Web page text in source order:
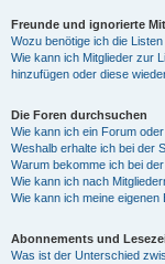
Freunde und ignorierte
Wozu benötige ich die
Wie kann ich Mitglieder zur
hinzufügen oder diese
Die Foren durchsuchen
Wie kann ich ein Forum
Weshalb erhalte ich bei der
Warum bekomme ich bei
Wie kann ich nach
Wie kann ich meine eigenen
Abonnements und
Was ist der Unterschied